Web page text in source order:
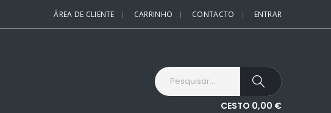
ÁREA DE CLIENTE CARRINHO CONTACTO ENTRAR
CESTO 0,00 €